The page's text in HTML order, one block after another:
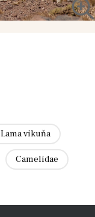
Lama vikuňa
Camelidae